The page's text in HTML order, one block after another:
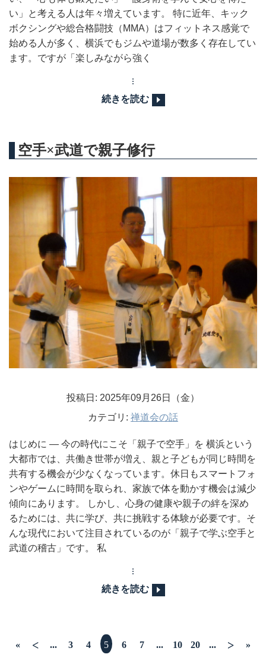
い」と考える人は年々増えています。 特に近年、キック
ボクシングや総合格闘技（MMA）はフィットネス感覚で
始める人が多く、横浜でもジムや道場が数多く存在してい
ます。ですが「楽しみながら強く
続きを読む
空手×武道で親子修行
投稿日: 2025年09月26日（金）
カテゴリ: 禅道会の話
はじめに ― 今の時代にこそ「親子で空手」を 横浜という
大都市では、共働き世帯が増え、親と子どもが同じ時間を
共有する機会が少なくなっています。休日もスマートフォ
ンやゲームに時間を取られ、家族で体を動かす機会は減少
傾向にあります。 しかし、心身の健康や親子の絆を深め
るためには、共に学び、共に挑戦する体験が必要です。そ
んな現代において注目されているのが「親子で学ぶ空手と
武道の稽古」です。 私
続きを読む
« < ... 3 4 5 6 7 ... 10 20 ... > »